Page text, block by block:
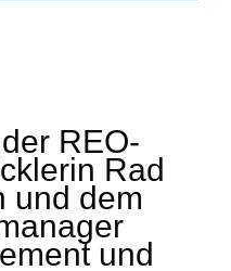
REO-
Rad
und dem
und